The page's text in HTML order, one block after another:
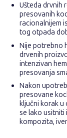
Ušteda drvnih
presovanih
racionalnijem
tog otpada
Nije potrebno
drvenih
intenzivan
presovanja
Nakon
presovane
ključni korak u
se lako usitniti
kompozita,